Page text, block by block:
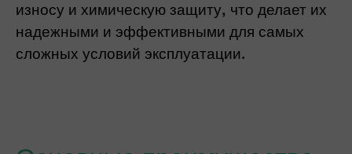
износу и химическую защиту, что делает их
надежными и эффективными для самых
сложных условий эксплуатации.